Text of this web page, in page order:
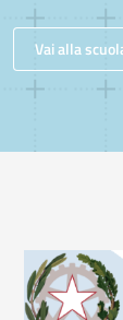
Vai alla